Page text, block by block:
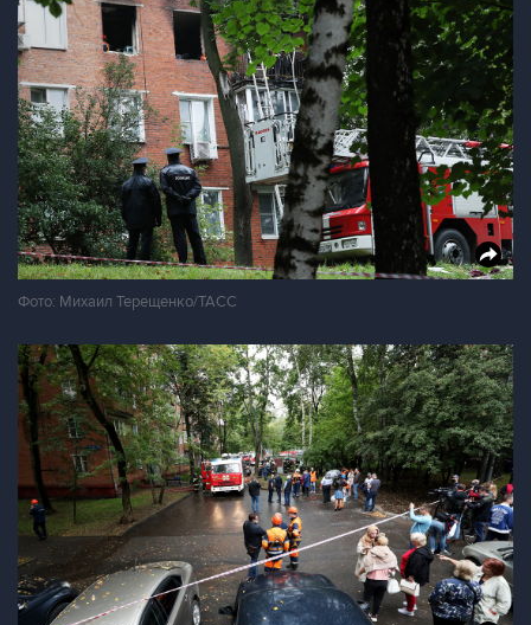
Фото: Михаил Терещенко/ТАСС